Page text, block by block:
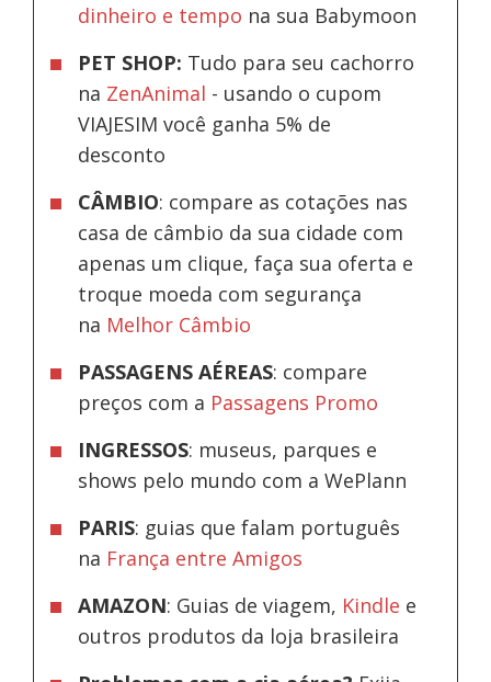
dinheiro e tempo na sua Babymoon
PET SHOP: Tudo para seu cachorro
na ZenAnimal - usando o cupom
VIAJESIM você ganha 5% de
desconto
CÂMBIO: compare as cotações nas
casa de câmbio da sua cidade com
apenas um clique, faça sua oferta e
troque moeda com segurança
na Melhor Câmbio
PASSAGENS AÉREAS: compare
preços com a Passagens Promo
INGRESSOS: museus, parques e
shows pelo mundo com a WePlann
PARIS: guias que falam português
na França entre Amigos
AMAZON: Guias de viagem, Kindle e
outros produtos da loja brasileira